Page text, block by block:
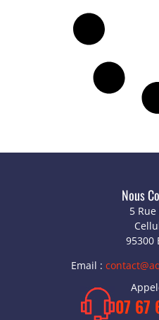
Nous
5
95300
Email :
07 67